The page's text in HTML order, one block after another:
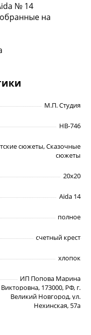
№ 14
на
М.П. Студия
НВ-746
сюжеты, Сказочные
сюжеты
20х20
Aida 14
полное
счетный крест
хлопок
ИП Попова Марина
Викторовна, 173000, РФ, г.
Великий Новгород, ул.
Нехинская, 57а